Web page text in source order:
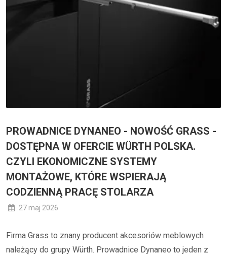
PROWADNICE DYNANEO - NOWOŚĆ GRASS -
DOSTĘPNA W OFERCIE WÜRTH POLSKA.
CZYLI EKONOMICZNE SYSTEMY
MONTAŻOWE, KTÓRE WSPIERAJĄ
CODZIENNĄ PRACĘ STOLARZA
27 maj 2026
Firma Grass to znany producent akcesoriów meblowych
należący do grupy Würth. Prowadnice Dynaneo to jeden z